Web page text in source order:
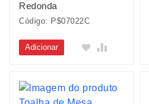
Redonda
Código: P$07022C
Adicionar